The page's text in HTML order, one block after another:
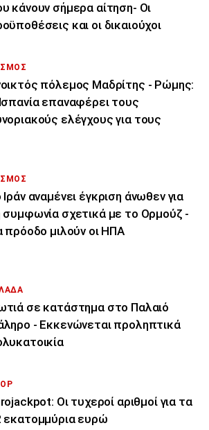
κάνουν σήμερα αίτηση- Οι
και οι δικαιούχοι
πόλεμος Μαδρίτης - Ρώμης:
επαναφέρει τους
ελέγχους για τους
Ιράν αναμένει έγκριση άνωθεν για
συμφωνία σχετικά με το Ορμούζ -
πρόοδο μιλούν οι ΗΠΑ
σε κατάστημα στο Παλαιό
- Εκκενώνεται προληπτικά
Οι τυχεροί αριθμοί για τα
εκατoμμύρια ευρώ